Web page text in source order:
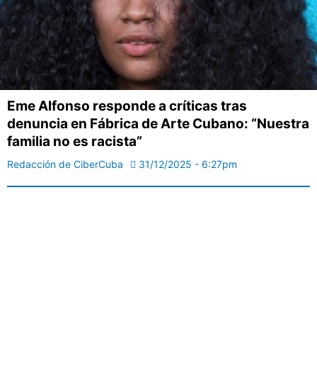
Eme Alfonso responde a críticas tras
denuncia en Fábrica de Arte Cubano: “Nuestra
familia no es racista”
Redacción de CiberCuba 31/12/2025 - 6:27pm